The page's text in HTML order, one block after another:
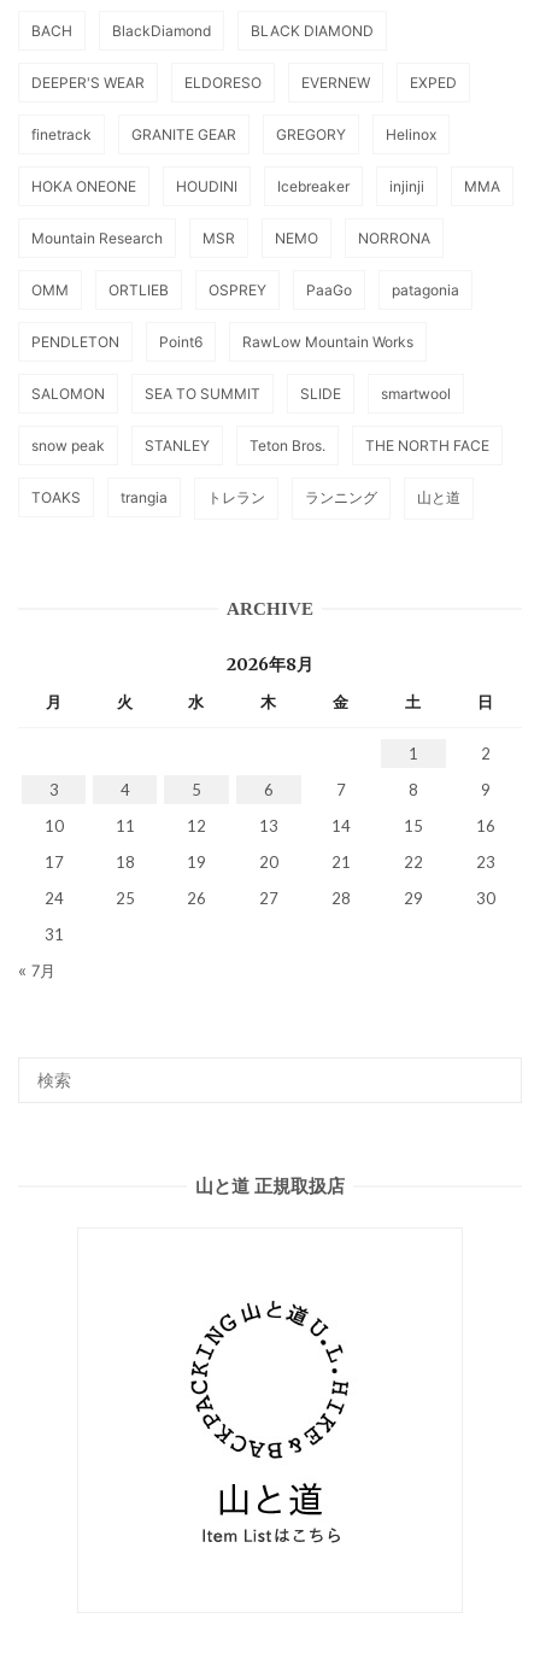
BACH BlackDiamond BLACK DIAMOND
DEEPER'S WEAR ELDORESO EVERNEW EXPED
finetrack GRANITE GEAR GREGORY Helinox
HOKA ONEONE HOUDINI Icebreaker injinji MMA
Mountain Research MSR NEMO NORRONA
OMM ORTLIEB OSPREY PaaGo patagonia
PENDLETON Point6 RawLow Mountain Works
SALOMON SEA TO SUMMIT SLIDE smartwool
snow peak STANLEY Teton Bros. THE NORTH FACE
TOAKS trangia トレラン ランニング 山と道
ARCHIVE
2026年8月
月 火 水 木 金 土 日
1
2
3
4 5 6 7 8
9
10
11 12 13 14 15
16
17
18 19 20 21 22
23
24
25 26 27 28 29
30
31
« 7月
山と道 正規取扱店